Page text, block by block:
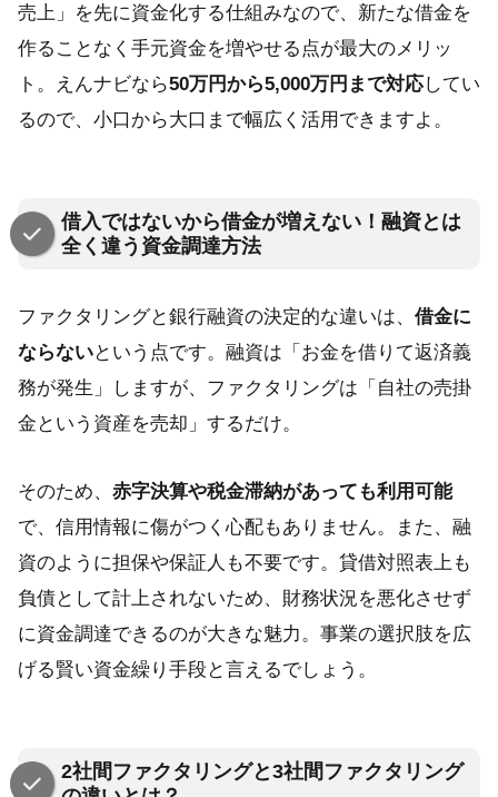
売上」を先に資金化する仕組みなので、新たな借金を
作ることなく手元資金を増やせる点が最大のメリッ
ト。えんナビなら50万円から5,000万円まで対応してい
るので、小口から大口まで幅広く活用できますよ。
借入ではないから借金が増えない！融資とは
全く違う資金調達方法
ファクタリングと銀行融資の決定的な違いは、 借金に
ならないという点です。融資は「お金を借りて返済義
務が発生」しますが、ファクタリングは「自社の売掛
金という資産を売却」するだけ。
そのため、 赤字決算や税金滞納があっても利用可能
で、信用情報に傷がつく心配もありません。また、融
資のように担保や保証人も不要です。貸借対照表上も
負債として計上されないため、財務状況を悪化させず
に資金調達できるのが大きな魅力。事業の選択肢を広
げる賢い資金繰り手段と言えるでしょう。
2社間ファクタリングと3社間ファクタリング